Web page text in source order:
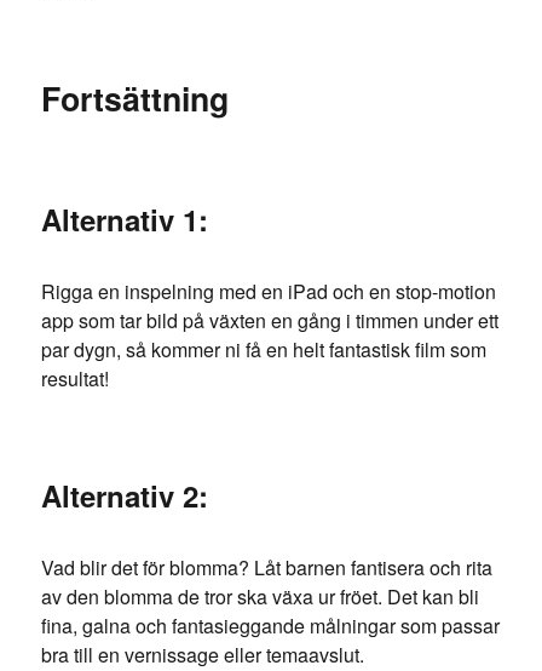
Fortsättning
Alternativ 1:
Rigga en inspelning med en iPad och en stop-motion
app som tar bild på växten en gång i timmen under ett
par dygn, så kommer ni få en helt fantastisk film som
resultat!
Alternativ 2:
Vad blir det för blomma? Låt barnen fantisera och rita
av den blomma de tror ska växa ur fröet. Det kan bli
fina, galna och fantasieggande målningar som passar
bra till en vernissage eller temaavslut.